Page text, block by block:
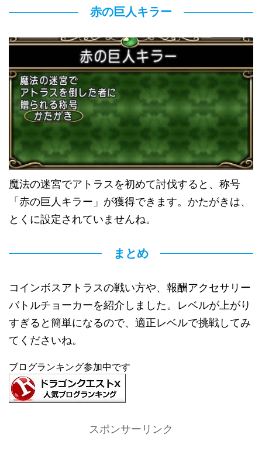
赤の巨人キラー
魔法の迷宮でアトラスを初めて討伐すると、称号
「赤の巨人キラー」が獲得できます。かたがきは、
とくに設定されていませんね。
まとめ
コインボスアトラスの戦い方や、報酬アクセサリー
バトルチョーカーを紹介しました。レベルが上がり
すぎると簡単になるので、適正レベルで挑戦してみ
てくださいね。
ブログランキング参加中です
スポンサーリンク